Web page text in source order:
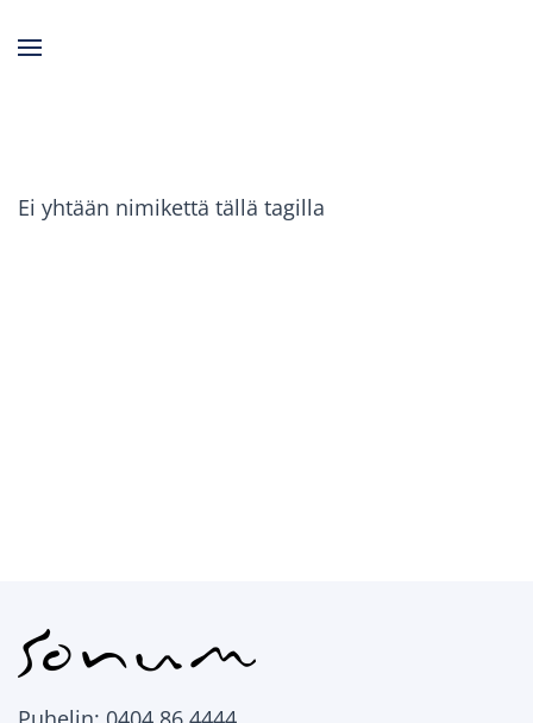
Ei yhtään nimikettä tällä tagilla